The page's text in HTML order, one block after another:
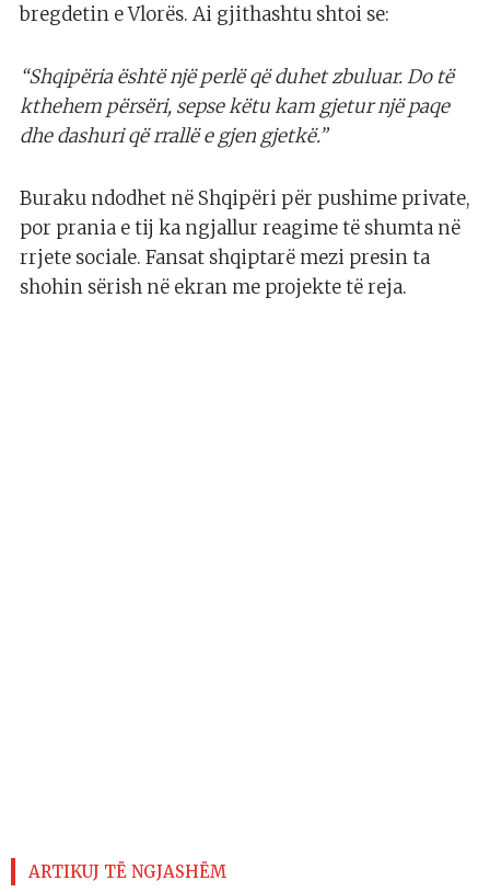
bregdetin e Vlorës. Ai gjithashtu shtoi se:
“Shqipëria është një perlë që duhet zbuluar. Do të
kthehem përsëri, sepse këtu kam gjetur një paqe
dhe dashuri që rrallë e gjen gjetkë.”
Buraku ndodhet në Shqipëri për pushime private,
por prania e tij ka ngjallur reagime të shumta në
rrjete sociale. Fansat shqiptarë mezi presin ta
shohin sërish në ekran me projekte të reja.
ARTIKUJ TË NGJASHËM